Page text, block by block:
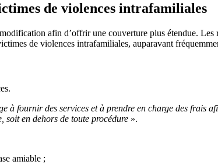
de violences intrafamiliales
afin d’offrir une couverture plus étendue.
de violences intrafamiliales, auparavant
à fournir des services et à prendre en charge des frais
soit en dehors de toute procédure ».
amiable ;